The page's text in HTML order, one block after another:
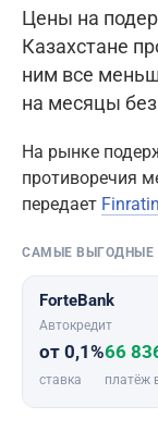
Цены на
Казахстане
ним все
на месяцы
На рынке
противоречия
передает
САМЫЕ ВЫГОДНЫЕ
ForteBank
Автокредит
от 0,1%
ставка
66
платёж